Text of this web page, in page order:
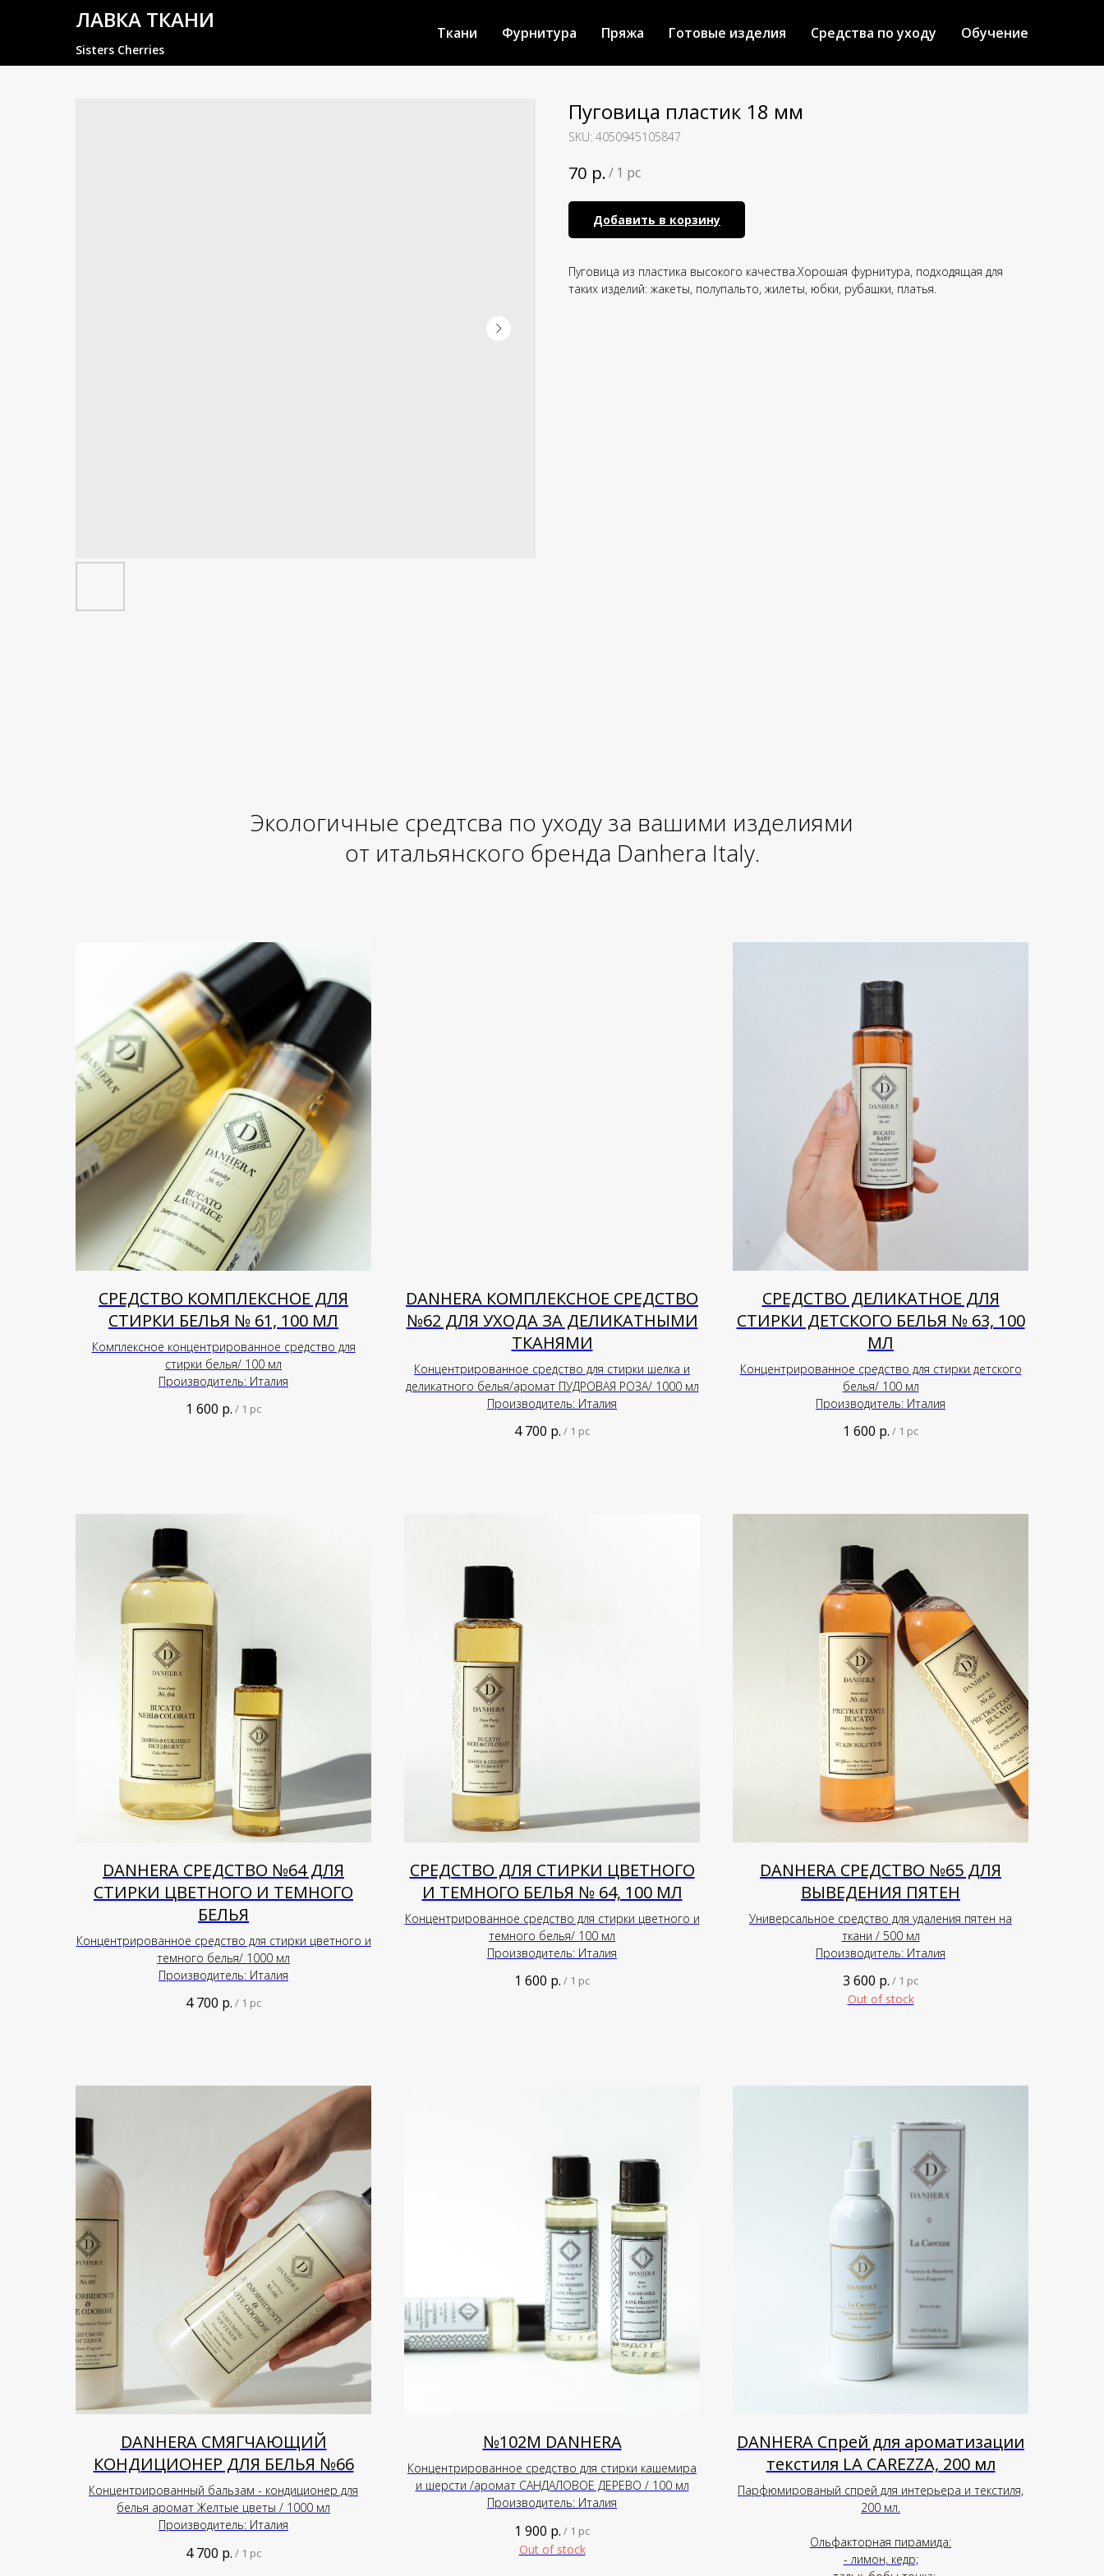
ЛАВКА ТКАНИ
Sisters Cherries
Ткани Фурнитура Пряжа Готовые изделия Средства по уходу Обучение
Пуговица пластик 18 мм
SKU: 4050945105847
70 р./ 1 pc
Добавить в корзину
Пуговица из пластика высокого качества.Хорошая фурнитура, подходящая для
таких изделий: жакеты, полупальто, жилеты, юбки, рубашки, платья.
Экологичные средтсва по уходу за вашими изделиями
от итальянского бренда Danhera Italy.
СРЕДСТВО КОМПЛЕКСНОЕ ДЛЯ
СТИРКИ БЕЛЬЯ № 61, 100 МЛ
Комплексное концентрированное средство для
стирки белья/ 100 мл
Производитель: Италия
1 600 р. / 1 pc
DANHERA КОМПЛЕКСНОЕ СРЕДСТВО
№62 ДЛЯ УХОДА ЗА ДЕЛИКАТНЫМИ
ТКАНЯМИ
Концентрированное средство для стирки шелка и
деликатного белья/аромат ПУДРОВАЯ РОЗА/ 1000 мл
Производитель: Италия
4 700 р. / 1 pc
СРЕДСТВО ДЕЛИКАТНОЕ ДЛЯ
СТИРКИ ДЕТСКОГО БЕЛЬЯ № 63, 100
МЛ
Концентрированное средство для стирки детского
белья/ 100 мл
Производитель: Италия
1 600 р. / 1 pc
DANHERA СРЕДСТВО №64 ДЛЯ
СТИРКИ ЦВЕТНОГО И ТЕМНОГО
БЕЛЬЯ
Концентрированное средство для стирки цветного и
темного белья/ 1000 мл
Производитель: Италия
4 700 р. / 1 pc
СРЕДСТВО ДЛЯ СТИРКИ ЦВЕТНОГО
И ТЕМНОГО БЕЛЬЯ № 64, 100 МЛ
Концентрированное средство для стирки цветного и
темного белья/ 100 мл
Производитель: Италия
1 600 р. / 1 pc
DANHERA СРЕДСТВО №65 ДЛЯ
ВЫВЕДЕНИЯ ПЯТЕН
Универсальное средство для удаления пятен на
ткани / 500 мл
Производитель: Италия
3 600 р. / 1 pc
Out of stock
DANHERA СМЯГЧАЮЩИЙ
КОНДИЦИОНЕР ДЛЯ БЕЛЬЯ №66
Концентрированный бальзам - кондиционер для
белья аромат Желтые цветы / 1000 мл
Производитель: Италия
4 700 р. / 1 pc
№102М DANHERA
Концентрированное средство для стирки кашемира
и шерсти /аромат САНДАЛОВОЕ ДЕРЕВО / 100 мл
Производитель: Италия
1 900 р. / 1 pc
Out of stock
DANHERA Спрей для ароматизации
текстиля LA CAREZZA, 200 мл
Парфюмированый спрей для интерьера и текстиля,
200 мл.
Ольфакторная пирамида:
- лимон, кедр;